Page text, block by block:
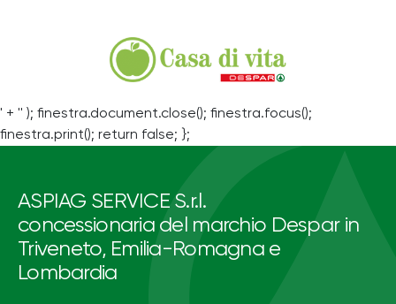
' + '' ); finestra.document.close(); finestra.focus();
finestra.print(); return false; };
ASPIAG SERVICE S.r.l.
concessionaria del marchio Despar in
Triveneto, Emilia-Romagna e
Lombardia